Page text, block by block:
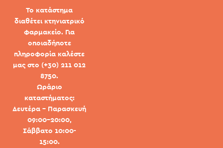
Το κατάστημα
διαθέτει κτηνιατρικό
φαρμακείο. Για
οποιαδήποτε
πληροφορία καλέστε
μας στο (+30) 211 012
8750.
Ωράριο
καταστήματος:
Δευτέρα - Παρασκευή
09:00-20:00,
Σάββατο 10:00-
15:00.